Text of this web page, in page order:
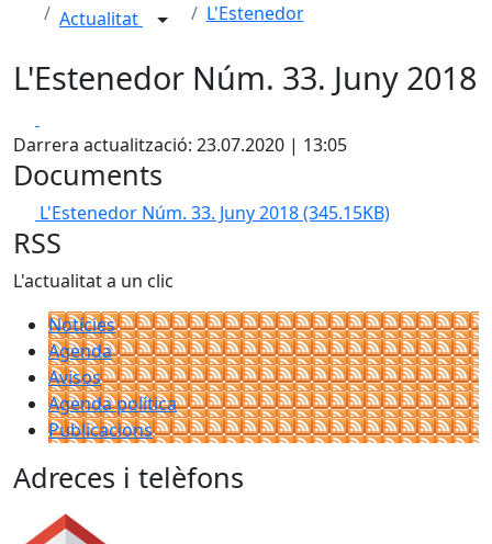
Actualitat L'Estenedor
L'Estenedor Núm. 33. Juny 2018
Darrera actualització: 23.07.2020 | 13:05
Documents
L'Estenedor Núm. 33. Juny 2018(345.15KB)
RSS
L'actualitat a un clic
Notícies
Agenda
Avisos
Agenda política
Publicacions
Adreces i telèfons